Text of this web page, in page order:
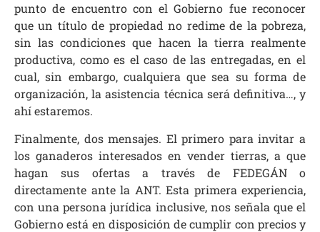
punto de encuentro con el Gobierno fue reconocer
que un título de propiedad no redime de la pobreza,
sin las condiciones que hacen la tierra realmente
productiva, como es el caso de las entregadas, en el
cual, sin embargo, cualquiera que sea su forma de
organización, la asistencia técnica será definitiva…, y
ahí estaremos.
Finalmente, dos mensajes. El primero para invitar a
los ganaderos interesados en vender tierras, a que
hagan sus ofertas a través de FEDEGÁN o
directamente ante la ANT. Esta primera experiencia,
con una persona jurídica inclusive, nos señala que el
Gobierno está en disposición de cumplir con precios y